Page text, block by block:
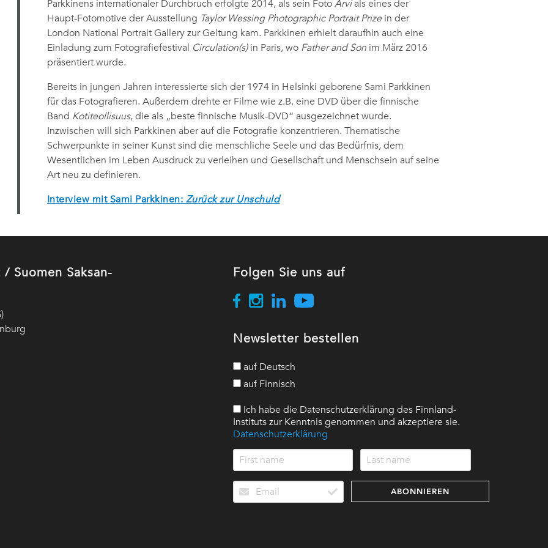
Parkkinens internationaler Durchbruch erfolgte 2014, als sein Foto Arvials eines der
Haupt-Fotomotive der Ausstellung Taylor Wessing Photographic Portrait Prizein der
London National Portrait Gallery zur Geltung kam. Parkkinen erhielt daraufhin auch eine
Einladung zum Fotografiefestival Circulation(s)in Paris, wo Father and Sonim März 2016
präsentiert wurde.
Bereits in jungen Jahren interessierte sich der 1974 in Helsinki geborene Sami Parkkinen
für das Fotografieren. Außerdem drehte er Filme wie z.B. eine DVD über die finnische
Band Kotiteollisuus, die als „beste finnische Musik-DVD“ ausgezeichnet wurde.
Inzwischen will sich Parkkinen aber auf die Fotografie konzentrieren. Thematische
Schwerpunkte in seiner Kunst sind die menschliche Seele und das Bedürfnis, dem
Wesentlichen im Leben Ausdruck zu verleihen und Gesellschaft und Menschsein auf seine
Art neu zu definieren.
Interview mit Sami Parkkinen: Zurück zur Unschuld
Suomen Saksan-
Folgen Sie uns auf
Newsletter bestellen
auf Deutsch
auf Finnisch
Ich habe die Datenschutzerklärung des Finnland-
Instituts zur Kenntnis genommen und akzeptiere sie.
Datenschutzerklärung
ABONNIEREN